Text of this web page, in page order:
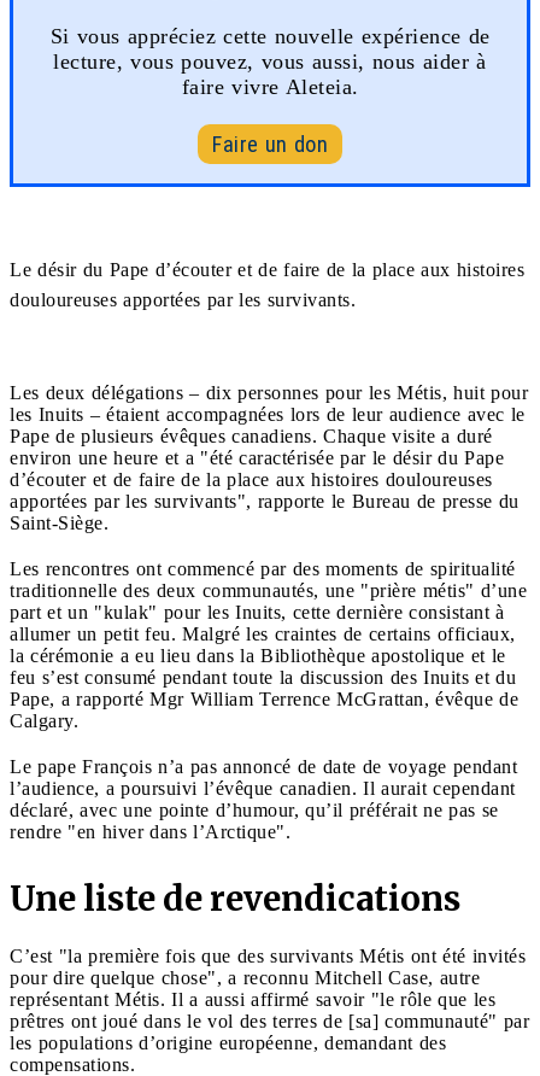
Si vous appréciez cette nouvelle expérience de
lecture, vous pouvez, vous aussi, nous aider à
faire vivre Aleteia.
Faire un don
Le désir du Pape d’écouter et de faire de la place aux histoires
douloureuses apportées par les survivants.
Les deux délégations – dix personnes pour les Métis, huit pour
les Inuits – étaient accompagnées lors de leur audience avec le
Pape de plusieurs évêques canadiens. Chaque visite a duré
environ une heure et a "été caractérisée par le désir du Pape
d’écouter et de faire de la place aux histoires douloureuses
apportées par les survivants", rapporte le Bureau de presse du
Saint-Siège.
Les rencontres ont commencé par des moments de spiritualité
traditionnelle des deux communautés, une "prière métis" d’une
part et un "kulak" pour les Inuits, cette dernière consistant à
allumer un petit feu. Malgré les craintes de certains officiaux,
la cérémonie a eu lieu dans la Bibliothèque apostolique et le
feu s’est consumé pendant toute la discussion des Inuits et du
Pape, a rapporté Mgr William Terrence McGrattan, évêque de
Calgary.
Le pape François n’a pas annoncé de date de voyage pendant
l’audience, a poursuivi l’évêque canadien. Il aurait cependant
déclaré, avec une pointe d’humour, qu’il préférait ne pas se
rendre "en hiver dans l’Arctique".
Une liste de revendications
C’est "la première fois que des survivants Métis ont été invités
pour dire quelque chose", a reconnu Mitchell Case, autre
représentant Métis. Il a aussi affirmé savoir "le rôle que les
prêtres ont joué dans le vol des terres de [sa] communauté" par
les populations d’origine européenne, demandant des
compensations.